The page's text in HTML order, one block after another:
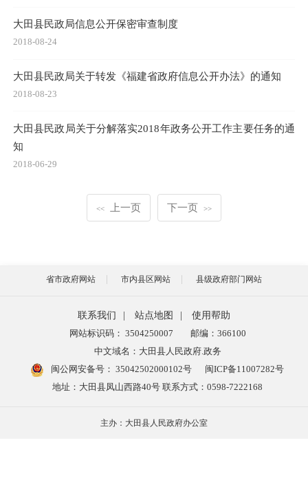
大田县民政局信息公开保密审查制度
2018-08-24
大田县民政局关于转发《福建省政府信息公开办法》的通知
2018-08-23
大田县民政局关于分解落实2018年政务公开工作主要任务的通
知
2018-06-29
<< 上一页 下一页 >>
省市政府网站 市内县区网站 县级政府部门网站
联系我们 站点地图
使用帮助
网站标识码： 3504250007
邮编：366100
中文域名：大田县人民政府.政务
闽公网安备号： 35042502000102号
闽ICP备11007282号
地址：大田县凤山西路40号 联系方式：0598-7222168
主办：大田县人民政府办公室